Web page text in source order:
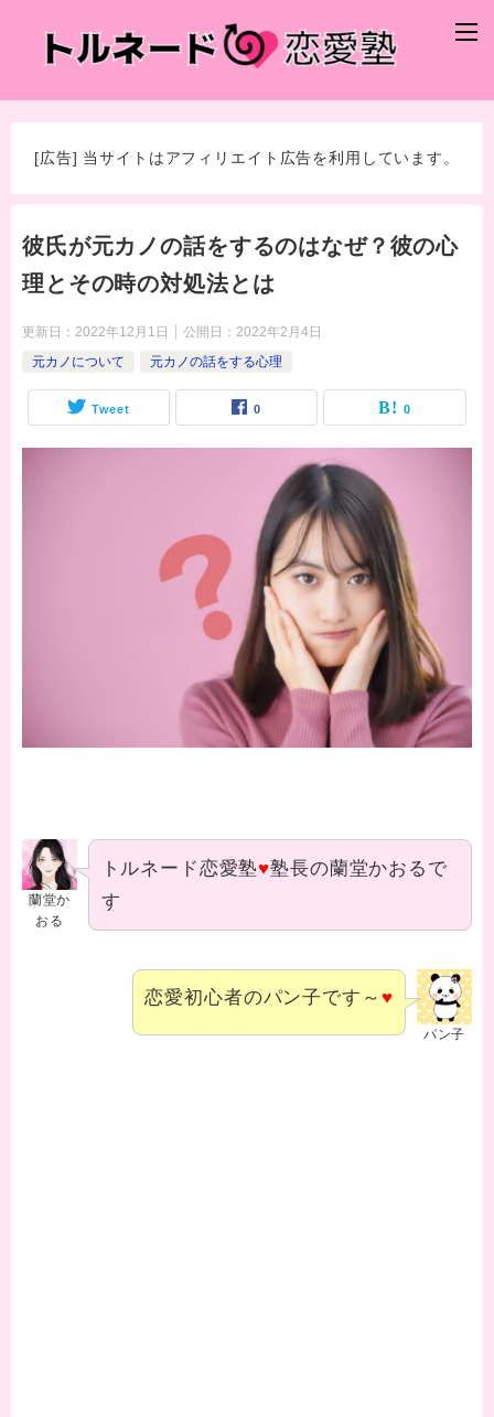
[広告] 当サイトはアフィリエイト広告を利用しています。
彼氏が元カノの話をするのはなぜ？彼の心
理とその時の対処法とは
更新日： 2022年12月1日 公開日： 2022年2月4日
元カノについて
元カノの話をする心理
Tweet 0 0
蘭堂か
おる
トルネード恋愛塾♥塾長の蘭堂かおるで
す
パン子
恋愛初心者のパン子です～ ♥